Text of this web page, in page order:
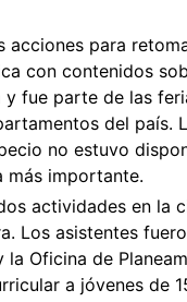
para
con contenidos
fue parte de las
del país.
no estuvo
más importante.
actividades en la
Los asistentes
Oficina de
a jóvenes de